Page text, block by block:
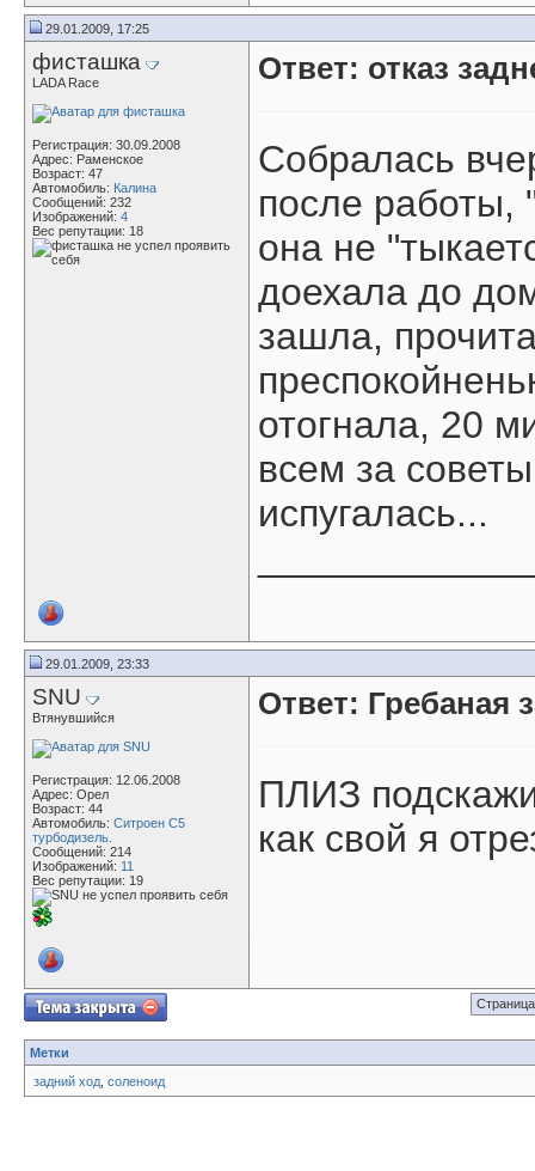
29.01.2009, 17:25
фисташка
LADA Race
Регистрация: 30.09.2008
Адрес: Раменское
Возраст: 47
Автомобиль: Калина
Сообщений: 232
Изображений: 4
Вес репутации: 18
Ответ: отказ
Собралась
после работы,
она не
доехала до
зашла,
отогнала, 20
всем за
испугалась...
29.01.2009, 23:33
SNU
Втянувшийся
Регистрация: 12.06.2008
Адрес: Орел
Возраст: 44
Автомобиль: Ситроен С5
турбодизель.
Сообщений: 214
Изображений: 11
Вес репутации: 19
Ответ: Гребаная
ПЛИЗ
как свой я
Метки
задний ход соленоид